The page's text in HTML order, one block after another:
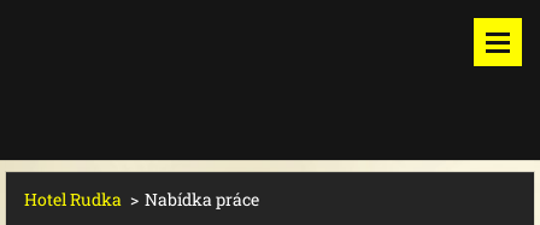
Hotel Rudka > Nabídka práce